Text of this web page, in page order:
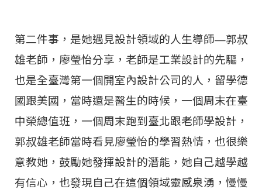
第二件事，是她遇見設計領域的人生導師—郭叔
雄老師，廖瑩怡分享，老師是工業設計的先驅，
也是全臺灣第一個開室內設計公司的人，留學德
國跟美國，當時還是醫生的時候，一個周末在臺
中榮總值班，一個周末跑到臺北跟老師學設計，
郭叔雄老師當時看見廖瑩怡的學習熱情，也很樂
意教她，鼓勵她發揮設計的潛能，她自己越學越
有信心，也發現自己在這個領域靈感泉湧，慢慢